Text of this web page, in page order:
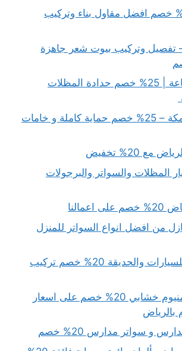
مكة | 40% خصم افضل مقاول بناء وتركيب
تفصيل وتركيب بيوت شعر جاهزة
حداد مكة 24 ساعة | 25% خصم حدادة المظلات
مظلات وسواتر مكة – 25% خصم حماية كاملة و خامات
20% تخفيض
المظلات والسواتر والبرجولات
من افضل انواع السواتر للمنزل
مظلات جدارية للسيارات والحديقة 20% خصم تركيب
سواتر شرائح المنيوم خشابي 20% خصم على اسعار
بالرياض
و سواتر مدارس 20% خصم